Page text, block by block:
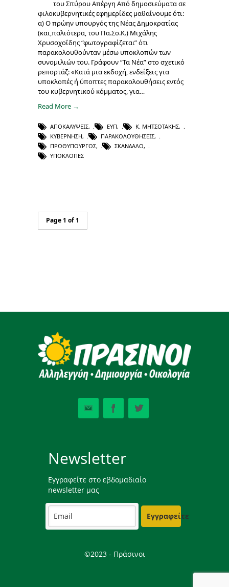
του Σπύρου Απέργη Από δημοσιεύματα σε
φιλοκυβερνητικές εφημερίδες μαθαίνουμε ότι:
α) Ο πρώην υπουργός της Νέας Δημοκρατίας
(και,παλιότερα, του Πα.Σο.Κ.) Μιχάλης
Χρυσοχοΐδης “φωτογραφίζεται” ότι
παρακολουθούνταν μέσω υποκλοπών των
συνομιλιών του. Γράφουν “Τα Νέα” στο σχετικό
ρεπορτάζ: «Κατά μια εκδοχή, ενδείξεις για
υποκλοπές ή ύποπτες παρακολουθήσεις εντός
του κυβερνητικού κόμματος, για…
Read More →
ΑΠΟΚΑΛΎΨΕΙΣ, ΕΥΠ, Κ. ΜΗΤΣΟΤΆΚΗΣ,
ΚΥΒΈΡΝΗΣΗ, ΠΑΡΑΚΟΛΟΥΘΉΣΕΙΣ,
ΠΡΩΘΥΠΟΥΡΓΌΣ, ΣΚΆΝΔΑΛΟ,
ΥΠΟΚΛΟΠΈΣ
Page 1 of 1
Newsletter
Εγγραφείτε στο εβδομαδιαίο
newsletter μας
Εγγραφείτε
©2023 - Πράσινοι